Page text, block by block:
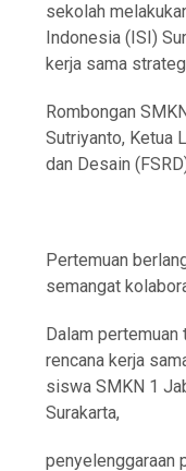
sekolah
Indonesia (ISI)
kerja sama
Rombongan
Sutriyanto, Ketua
dan Desain
Pertemuan
semangat
Dalam
rencana kerja
siswa SMKN 1
Surakarta,
penyelenggaraan